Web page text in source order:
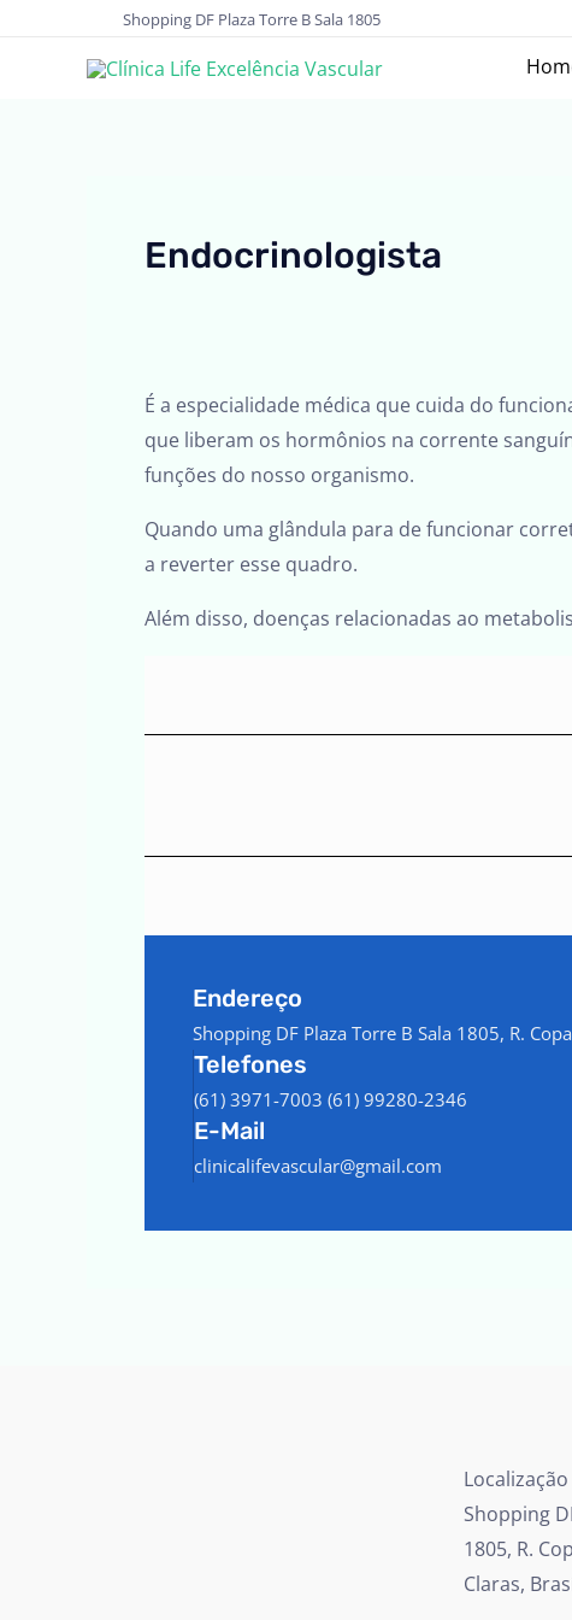
Shopping DF Plaza Torre B Sala 1805
Endocrinologista
É a especialidade médica que cuida do
que liberam os hormônios na corrente
funções do nosso organismo.
Quando uma glândula para de funcionar
a reverter esse quadro.
Além disso, doenças relacionadas ao
Endereço
Shopping DF Plaza Torre B Sala 1805, R.
Telefones
(61) 3971-7003 (61) 99280-2346
E-Mail
clinicalifevascular@gmail.com
Localização
Shopping
1805, R.
Claras,